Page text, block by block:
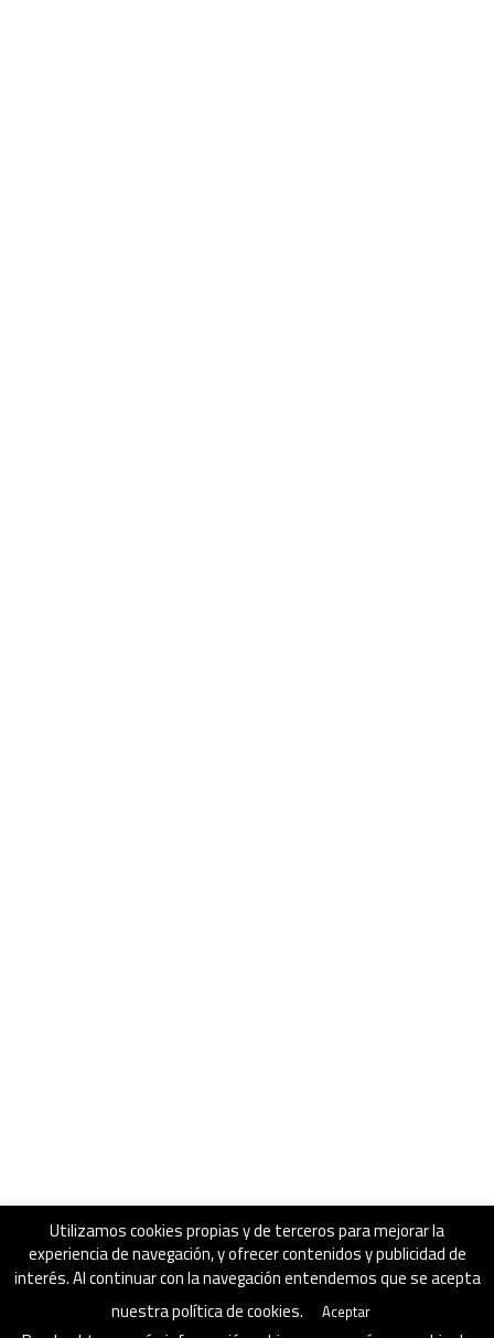
Utilizamos cookies propias y de terceros para mejorar la
experiencia de navegación, y ofrecer contenidos y publicidad de
interés. Al continuar con la navegación entendemos que se acepta
nuestra política de cookies.
Aceptar